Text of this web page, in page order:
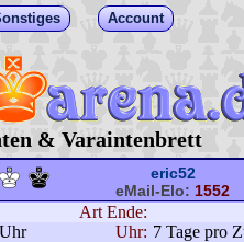
Account
& Varaintenbrett
eric52
eMail-Elo: 1552
Art Ende:
Uhr: 7 Tage pro